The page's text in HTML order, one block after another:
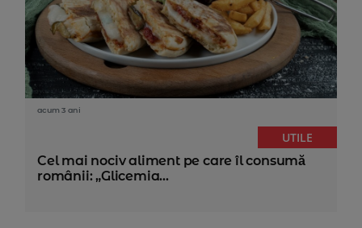
acum 3 ani
UTILE
Cel mai nociv aliment pe care îl consumă
românii: „Glicemia...